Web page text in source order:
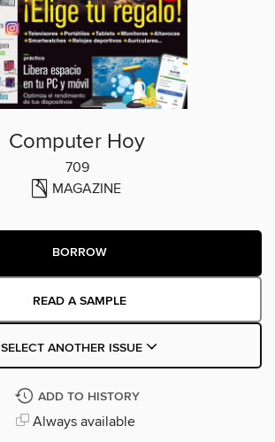
Computer Hoy
709
MAGAZINE
BORROW
READ A SAMPLE
SELECT ANOTHER ISSUE
ADD TO HISTORY
Always available